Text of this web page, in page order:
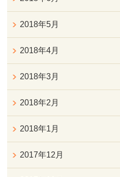
2018年5月
2018年4月
2018年3月
2018年2月
2018年1月
2017年12月